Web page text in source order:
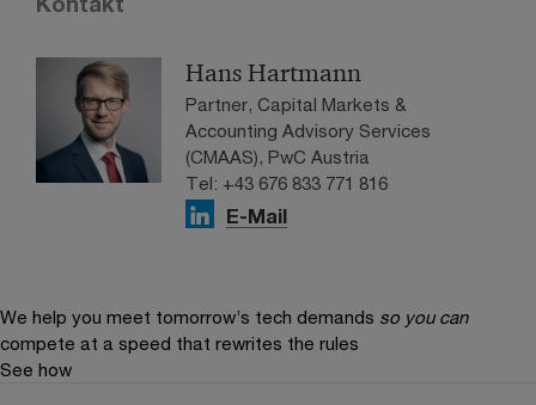
Hans Hartmann
Partner, Capital Markets &
Accounting Advisory Services
(CMAAS), PwC Austria
Tel: +43 676 833 771 816
E-Mail
We help you meet tomorrow’s tech demands so you can
compete at a speed that rewrites the rules
See how